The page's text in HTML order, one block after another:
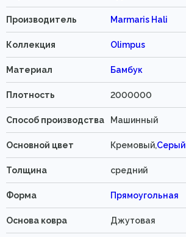
Производитель Marmaris Hali
Коллекция Olimpus
Материал Бамбук
Плотность 2000000
Способ производства Машинный
Основной цвет Кремовый,Серый
Толщина средний
Форма Прямоугольная
Основа ковра Джутовая